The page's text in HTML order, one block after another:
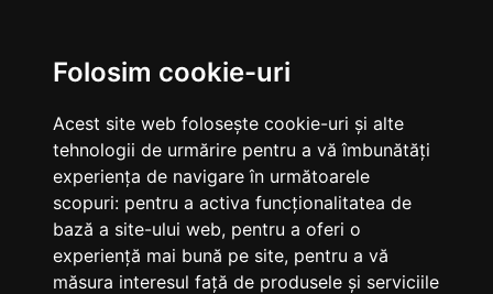
Folosim cookie-uri
Acest site web folosește cookie-uri și alte
tehnologii de urmărire pentru a vă îmbunătăți
experiența de navigare în următoarele
scopuri: pentru a activa funcționalitatea de
bază a site-ului web, pentru a oferi o
experiență mai bună pe site, pentru a vă
măsura interesul față de produsele și serviciile